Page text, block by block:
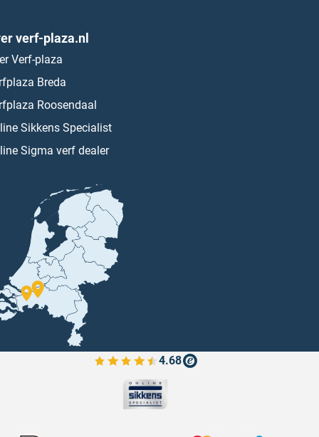
verf-plaza.nl
Verf-plaza
Breda
Roosendaal
Sikkens Specialist
Sigma verf dealer
4.68
Bekijk de verfplaza beoordelingen